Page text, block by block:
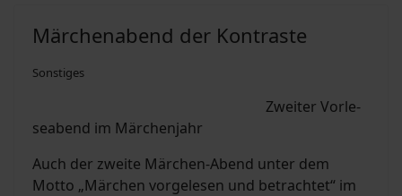
Mär­chen­abend der Kon­tra­ste
Sonstiges
Zwei­ter Vor­le­
sea­bend im Mär­chen­jahr
Auch der zweite Märchen-Abend unter dem
Motto „Märchen vorgelesen und betrachtet“ im